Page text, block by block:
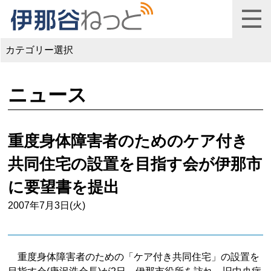
カテゴリー選択
ニュース
重度身体障害者のためのケア付き
共同住宅の設置を目指す会が伊那市
に要望書を提出
2007年7月3日(火)
重度身体障害者のための「ケア付き共同住宅」の設置を